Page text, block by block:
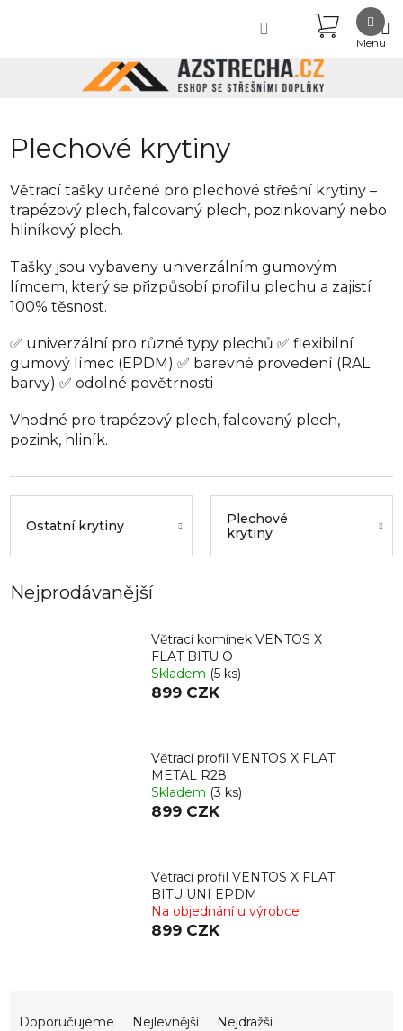
KOŠÍK
Plechové krytiny
Větrací tašky určené pro plechové střešní krytiny –
trapézový plech, falcovaný plech, pozinkovaný nebo
hliníkový plech.
Tašky jsou vybaveny univerzálním gumovým
límcem, který se přizpůsobí profilu plechu a zajistí
100% těsnost.
✅ univerzální pro různé typy plechů ✅ flexibilní
gumový límec (EPDM) ✅ barevné provedení (RAL
barvy) ✅ odolné povětrnosti
Vhodné pro trapézový plech, falcovaný plech,
pozink, hliník.
Ostatní krytiny
Plechové
krytiny
Nejprodávanější
Větrací komínek VENTOS X
FLAT BITU O
Skladem (5 ks)
899 CZK
Větrací profil VENTOS X FLAT
METAL R28
Skladem (3 ks)
899 CZK
Větrací profil VENTOS X FLAT
BITU UNI EPDM
Na objednání u výrobce
899 CZK
Doporučujeme Nejlevnější Nejdražší